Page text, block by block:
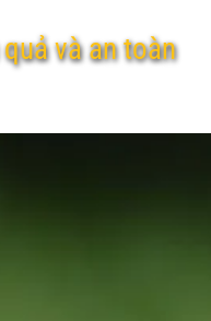
và an toàn